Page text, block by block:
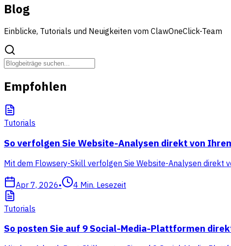
Blog
Einblicke, Tutorials und Neuigkeiten vom ClawOneClick-Team
Empfohlen
Tutorials
So verfolgen Sie Website-Analysen direkt von
Mit dem Flowsery-Skill verfolgen Sie Website-Analysen direkt
Apr 7, 2026• 4 Min. Lesezeit
Tutorials
So posten Sie auf 9 Social-Media-Plattformen